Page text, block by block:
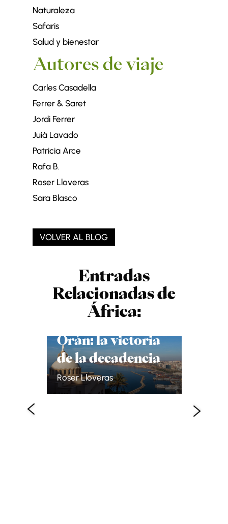
Naturaleza
Safaris
Salud y bienestar
Autores de viaje
Carles Casadella
Ferrer & Saret
Jordi Ferrer
Juià Lavado
Patricia Arce
Rafa B.
Roser Lloveras
Sara Blasco
VOLVER AL BLOG
Entradas
Relacionadas de
África:
Orán: la victoria
de la decadencia
Roser Lloveras
Jordi